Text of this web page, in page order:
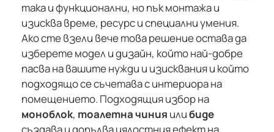
така и функционални, но пък монтажа и
изисква време, ресурс и специални умения.
Ако сте взели вече това решение остава да
изберете модел и дизайн, който най-добре
пасва на вашите нужди и изисквания и който
подходящо се съчетава с интериора на
помещението. Подходящия избор на
моноблок, тоалетна чиния илибиде